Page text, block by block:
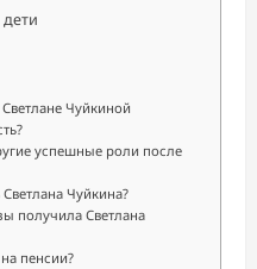
Чуйкиной
успешные роли после
Чуйкина?
получила Светлана
пенсии?